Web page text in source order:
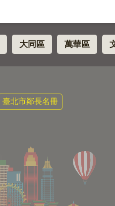
大同區 萬華區
臺北市鄰長名冊